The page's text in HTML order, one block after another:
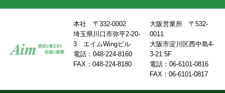
本社 〒332-0002
埼玉県川口市弥平2-20-
3 エイムWingビル
電話：048-224-8160
FAX：048-224-8180
大阪営業所 〒532-
0011
大阪市淀川区西中島4-
3-21 5F
電話：06-6101-0816
FAX：06-6101-0817